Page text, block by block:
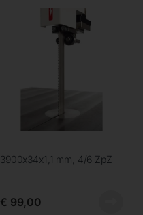
3900x34x1,1 mm, 4/6 ZpZ
€ 99,00